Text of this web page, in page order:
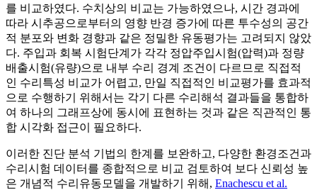
를 비교하였다. 수치상의 비교는 가능하였으나, 시간 경과에
따라 시추공으로부터의 영향 반경 증가에 따른 투수성의 공간
적 분포와 변화 경향과 같은 정밀한 유동평가는 고려되지 않았
다. 주입과 회복 시험단계가 각각 정압주입시험(압력)과 정량
배출시험(유량)으로 내부 수리 경계 조건이 다르므로 직접적
인 수리특성 비교가 어렵고, 만일 직접적인 비교평가를 효과적
으로 수행하기 위해서는 각기 다른 수리해석 결과들을 통합하
여 하나의 그래프상에 동시에 표현하는 것과 같은 직관적인 통
합 시각화 접근이 필요하다.
이러한 진단 분석 기법의 한계를 보완하고, 다양한 환경조건과
수리시험 데이터를 종합적으로 비교 검토하여 보다 신뢰성 높
은 개념적 수리유동모델을 개발하기 위해, Enachescu et al.